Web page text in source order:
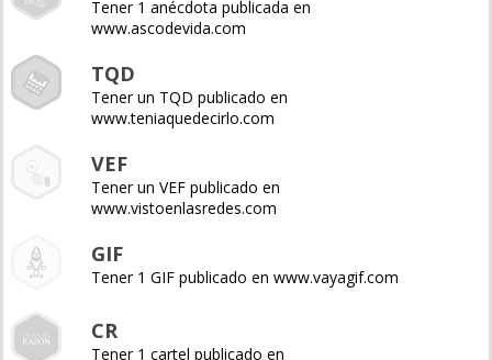
Tener 1 anécdota publicada en
www.ascodevida.com
TQD
Tener un TQD publicado en
www.teniaquedecirlo.com
VEF
Tener un VEF publicado en
www.vistoenlasredes.com
GIF
Tener 1 GIF publicado en www.vayagif.com
CR
Tener 1 cartel publicado en